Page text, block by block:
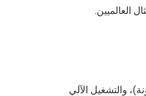
والتشغيل الآلي